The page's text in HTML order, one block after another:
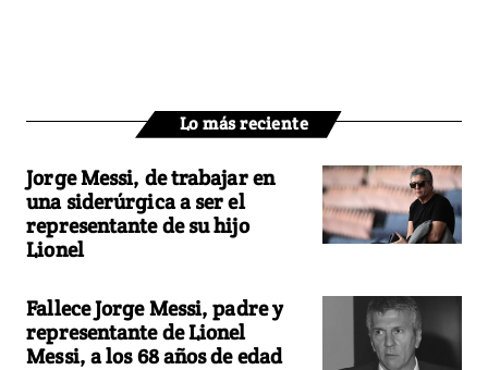
Lo más reciente
Jorge Messi, de trabajar en
una siderúrgica a ser el
representante de su hijo
Lionel
Fallece Jorge Messi, padre y
representante de Lionel
Messi, a los 68 años de edad